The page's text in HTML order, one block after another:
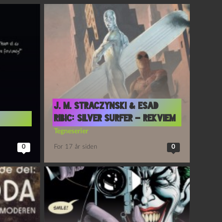
0
J. M. Straczynski & Esad
Ribic: Silver Surfer – Rekviem
Tegneserier
For 17 år siden 0